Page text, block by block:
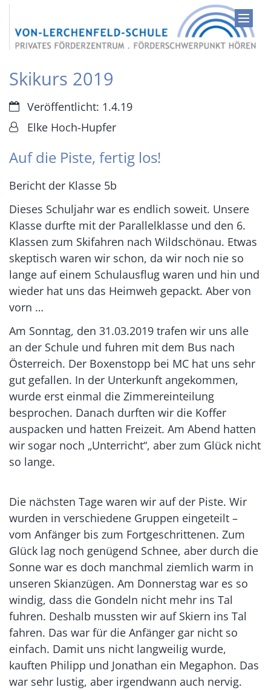
Zum Inhalt springen
Skikurs 2019
Datum:Veröffentlicht: 1.4.19
Von:Elke Hoch-Hupfer
Auf die Piste, fertig los!
Bericht der Klasse 5b
Dieses Schuljahr war es endlich soweit. Unsere
Klasse durfte mit der Parallelklasse und den 6.
Klassen zum Skifahren nach Wildschönau. Etwas
skeptisch waren wir schon, da wir noch nie so
lange auf einem Schulausflug waren und hin und
wieder hat uns das Heimweh gepackt. Aber von
vorn …
Am Sonntag, den 31.03.2019 trafen wir uns alle
an der Schule und fuhren mit dem Bus nach
Österreich. Der Boxenstopp bei MC hat uns sehr
gut gefallen. In der Unterkunft angekommen,
wurde erst einmal die Zimmereinteilung
besprochen. Danach durften wir die Koffer
auspacken und hatten Freizeit. Am Abend hatten
wir sogar noch „Unterricht“, aber zum Glück nicht
so lange.
Die nächsten Tage waren wir auf der Piste. Wir
wurden in verschiedene Gruppen eingeteilt –
vom Anfänger bis zum Fortgeschrittenen. Zum
Glück lag noch genügend Schnee, aber durch die
Sonne war es doch manchmal ziemlich warm in
unseren Skianzügen. Am Donnerstag war es so
windig, dass die Gondeln nicht mehr ins Tal
fuhren. Deshalb mussten wir auf Skiern ins Tal
fahren. Das war für die Anfänger gar nicht so
einfach. Damit uns nicht langweilig wurde,
kauften Philipp und Jonathan ein Megaphon. Das
war sehr lustig, aber irgendwann auch nervig.